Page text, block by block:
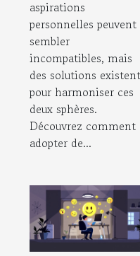
aspirations
personnelles peuvent
sembler
incompatibles, mais
des solutions existent
pour harmoniser ces
deux sphères.
Découvrez comment
adopter de...